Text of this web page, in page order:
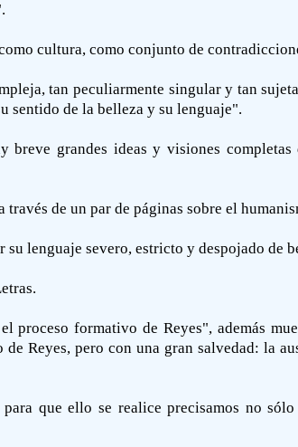
cultura, como conjunto de
tan peculiarmente singular y tan
sentido de la belleza y su lenguaje".
grandes ideas y visiones completas
de un par de páginas sobre el
lenguaje severo, estricto y despojado de
proceso formativo de Reyes", además
Reyes, pero con una gran salvedad: la
que ello se realice precisamos no